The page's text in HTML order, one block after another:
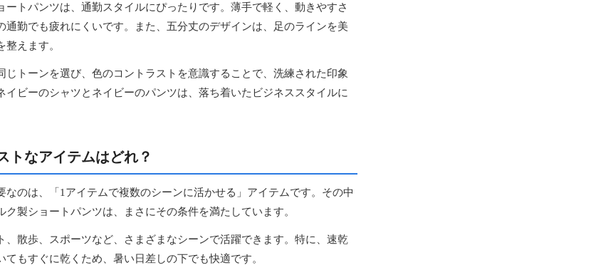
ートパンツは、通勤スタイルにぴったりです。薄手で軽く、動きやすさ
通勤でも疲れにくいです。また、五分丈のデザインは、足のラインを美
整えます。
じトーンを選び、色のコントラストを意識することで、洗練された印象
イビーのシャツとネイビーのパンツは、落ち着いたビジネススタイルに
トなアイテムはどれ？
なのは、「1アイテムで複数のシーンに活かせる」アイテムです。その中
ク製ショートパンツは、まさにその条件を満たしています。
、散歩、スポーツなど、さまざまなシーンで活躍できます。特に、速乾
もすぐに乾くため、暑い日差しの下でも快適です。